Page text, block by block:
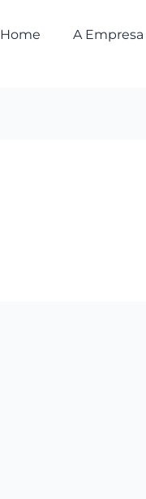
Home A Empresa